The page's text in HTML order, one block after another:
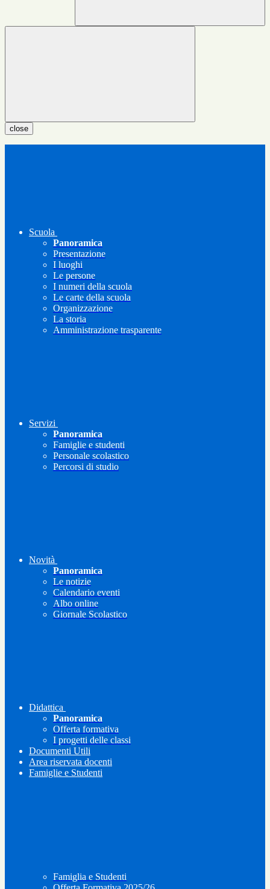
close
Scuola
Panoramica
Presentazione
I luoghi
Le persone
I numeri della scuola
Le carte della scuola
Organizzazione
La storia
Amministrazione trasparente
Servizi
Panoramica
Famiglie e studenti
Personale scolastico
Percorsi di studio
Novità
Panoramica
Le notizie
Calendario eventi
Albo online
Giornale Scolastico
Didattica
Panoramica
Offerta formativa
I progetti delle classi
Documenti Utili
Area riservata docenti
Famiglie e Studenti
Famiglia e Studenti